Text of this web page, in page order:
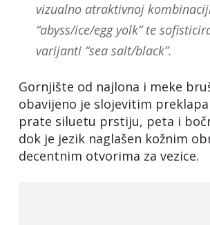
vizualno atraktivnoj
“abyss/ice/egg yolk” te
varijanti “sea salt/black”.
Gornjište od najlona i meke
obavijeno je slojevitim
prate siluetu prstiju, peta i
dok je jezik naglašen kožnim
decentnim otvorima za vezice.